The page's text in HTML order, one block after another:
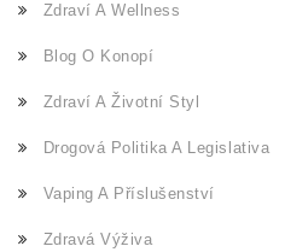
Zdraví A Wellness
Blog O Konopí
Zdraví A Životní Styl
Drogová Politika A Legislativa
Vaping A Příslušenství
Zdravá Výživa